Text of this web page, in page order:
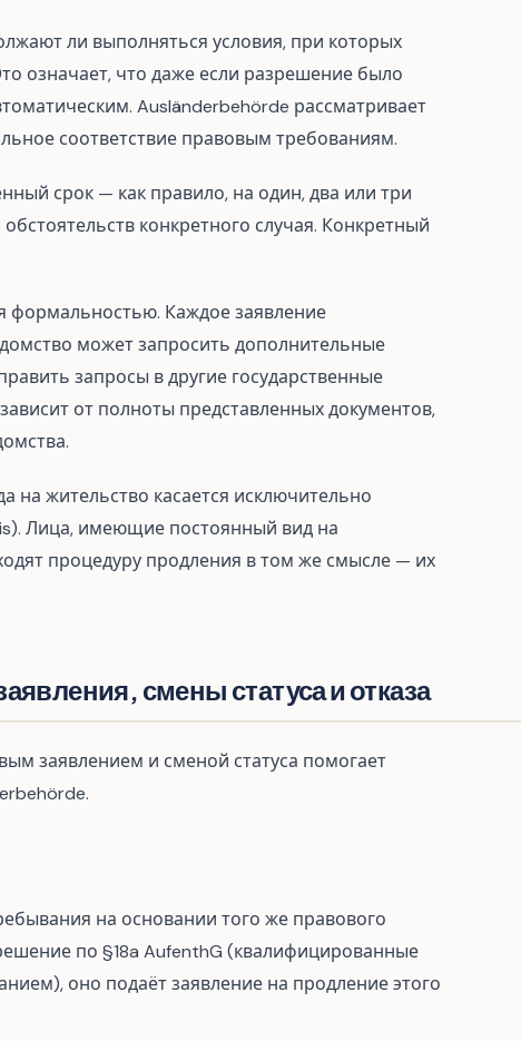
ли выполняться условия, при которых
означает, что даже если разрешение было
Ausländerbehörde рассматривает
соответствие правовым требованиям.
срок — как правило, на один, два или три
конкретного случая. Конкретный
формальностью. Каждое заявление
может запросить дополнительные
запросы в другие государственные
от полноты представленных документов,
на жительство касается исключительно
Лица, имеющие постоянный вид на
процедуру продления в том же смысле — их
смены статуса и отказа
заявлением и сменой статуса помогает
на основании того же правового
по §18a AufenthG (квалифицированные
оно подаёт заявление на продление этого